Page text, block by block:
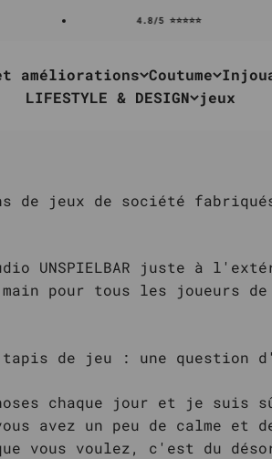
4.8/5 ⭐⭐⭐⭐⭐
améliorations Coutume
LIFESTYLE & DESIGN jeux
de jeux de société
UNSPIELBAR juste à
pour tous les joueurs
tapis de jeu : une question
chaque jour et je suis
avez un peu de calme
vous voulez, c'est du